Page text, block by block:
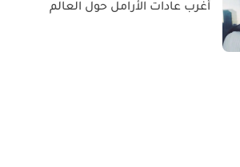
أغرب عادات الأرامل حول العالم